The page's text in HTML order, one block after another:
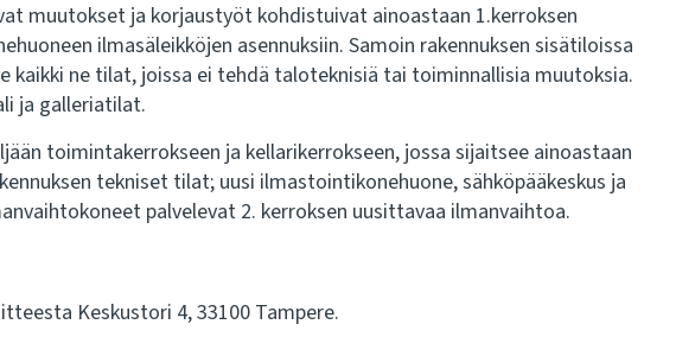
muutokset ja korjaustyöt kohdistuivat ainoastaan 1.kerroksen
ilmasäleikköjen asennuksiin. Samoin rakennuksen sisätiloissa
kaikki ne tilat, joissa ei tehdä taloteknisiä tai toiminnallisia muutoksia.
ja galleriatilat.
toimintakerrokseen ja kellarikerrokseen, jossa sijaitsee ainoastaan
tekniset tilat; uusi ilmastointikonehuone, sähköpääkeskus ja
palvelevat 2. kerroksen uusittavaa ilmanvaihtoa.
Keskustori 4, 33100 Tampere.